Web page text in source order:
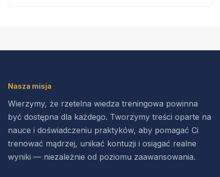
Nasza misja
Wierzymy, że rzetelna wiedza treningowa powinna
być dostępna dla każdego. Tworzymy treści oparte na
nauce i doświadczeniu praktyków, aby pomagać Ci
trenować mądrzej, unikać kontuzji i osiągać realne
wyniki — niezależnie od poziomu zaawansowania.